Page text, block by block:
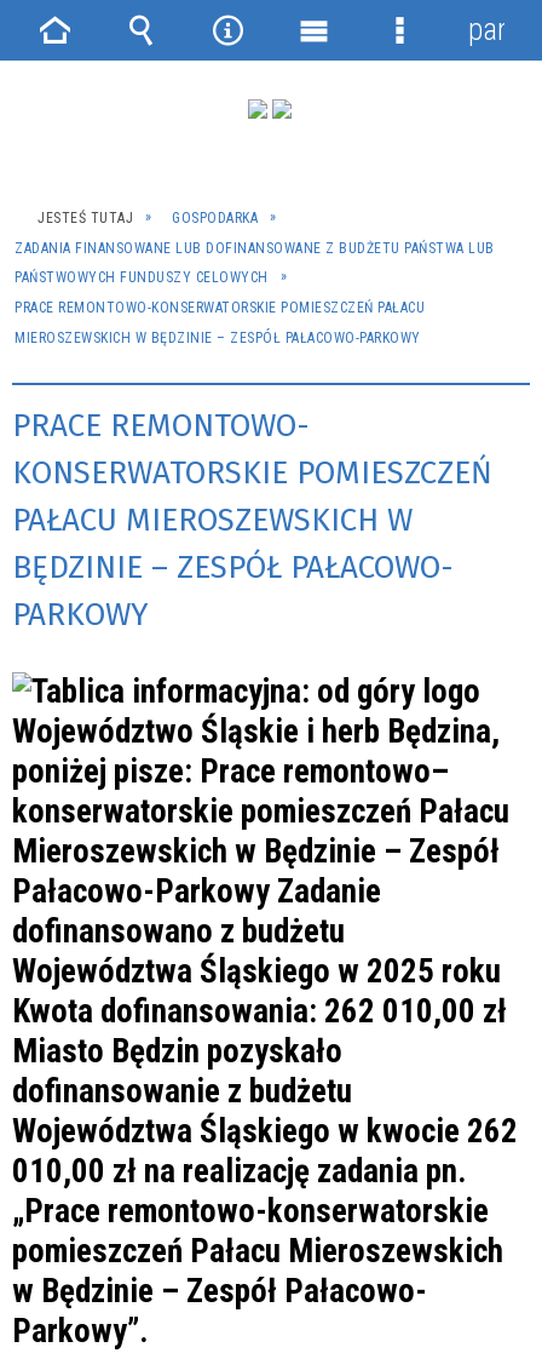
JESTEŚ TUTAJ
GOSPODARKA
ZADANIA FINANSOWANE LUB DOFINANSOWANE Z BUDŻETU PAŃSTWA LUB
PAŃSTWOWYCH FUNDUSZY CELOWYCH
PRACE REMONTOWO-KONSERWATORSKIE POMIESZCZEŃ PAŁACU
MIEROSZEWSKICH W BĘDZINIE – ZESPÓŁ PAŁACOWO-PARKOWY
PRACE REMONTOWO-
KONSERWATORSKIE POMIESZCZEŃ
PAŁACU MIEROSZEWSKICH W
BĘDZINIE – ZESPÓŁ PAŁACOWO-
PARKOWY
Miasto Będzin pozyskało
dofinansowanie z budżetu
Województwa Śląskiego w kwocie 262
010,00 zł na realizację zadania pn.
„Prace remontowo-konserwatorskie
pomieszczeń Pałacu Mieroszewskich
w Będzinie – Zespół Pałacowo-
Parkowy”.
Strona Wyszukiwarka
NarzędziaMenu
Menu
panel